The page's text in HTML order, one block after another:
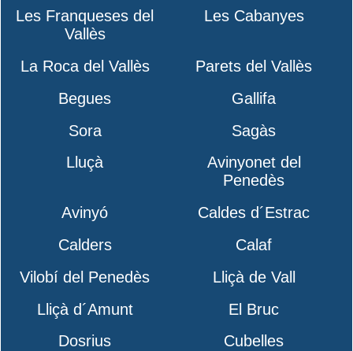
Les Franqueses del
Vallès
Les Cabanyes
La Roca del Vallès
Parets del Vallès
Begues
Gallifa
Sora
Sagàs
Lluçà
Avinyonet del
Penedès
Avinyó
Caldes d´Estrac
Calders
Calaf
Vilobí del Penedès
Lliçà de Vall
Lliçà d´Amunt
El Bruc
Dosrius
Cubelles